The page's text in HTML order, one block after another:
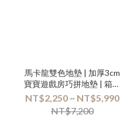
馬卡龍雙色地墊 | 加厚3cm
寶寶遊戲房巧拼地墊 | 箱購
優惠專區
NT$2,250 ~ NT$5,990
NT$7,200